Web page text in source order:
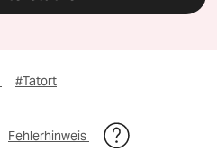
#Tatort
Fehlerhinweis